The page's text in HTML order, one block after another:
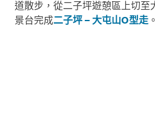
道散步，從二子坪遊憩區上切至
景台完成二子坪 – 大屯山O型走 。